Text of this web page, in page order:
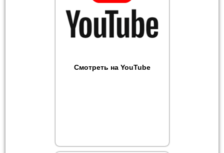
Смотреть на YouTube